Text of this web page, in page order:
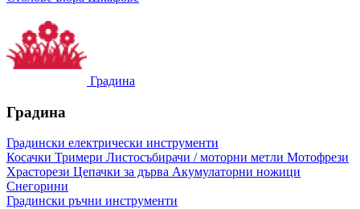
Градина
Градина
Градински електрически инструменти
Косачки Тримери Листосъбирачи / моторни метли Мотофрези
Храсторези Цепачки за дърва Акумулаторни ножици
Снегорини
Градински ръчни инструменти